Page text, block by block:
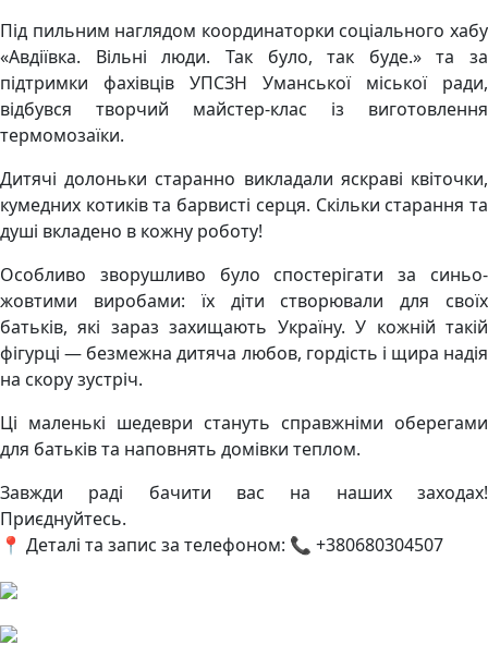
Під пильним наглядом координаторки соціального хабу
«Авдіївка. Вільні люди. Так було, так буде.» та за
підтримки фахівців УПСЗН Уманської міської ради,
відбувся творчий майстер-клас із виготовлення
термомозаїки.
Дитячі долоньки старанно викладали яскраві квіточки,
кумедних котиків та барвисті серця. Скільки старання та
душі вкладено в кожну роботу!
Особливо зворушливо було спостерігати за синьо-
жовтими виробами: їх діти створювали для своїх
батьків, які зараз захищають Україну. У кожній такій
фігурці — безмежна дитяча любов, гордість і щира надія
на скору зустріч.
Ці маленькі шедеври стануть справжніми оберегами
для батьків та наповнять домівки теплом.
Завжди раді бачити вас на наших заходах!
Приєднуйтесь.
📍 Деталі та запис за телефоном: 📞 +380680304507